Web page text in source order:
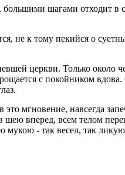
шагами отходит в
не к тому пекийся о
церкви. Только около
с покойником
мгновение, навсегда
вперед, всем телом
мукою - так весел, так